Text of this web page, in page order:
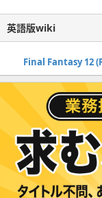
英語版wiki
Final Fantasy 12